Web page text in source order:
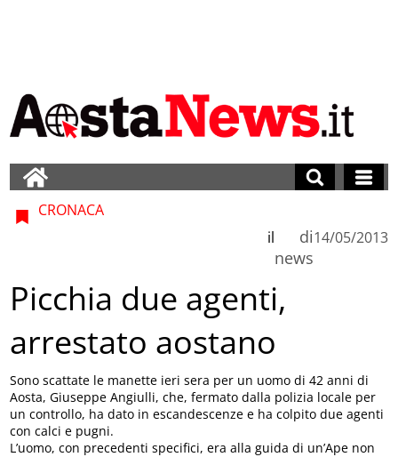
CRONACA
di
news
il 14/05/2013
Picchia due agenti,
arrestato aostano
Sono scattate le manette ieri sera per un uomo di 42 anni di
Aosta, Giuseppe Angiulli, che, fermato dalla polizia locale per
un controllo, ha dato in escandescenze e ha colpito due agenti
con calci e pugni.
L’uomo, con precedenti specifici, era alla guida di un’Ape non